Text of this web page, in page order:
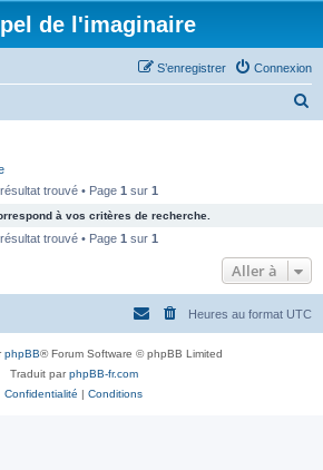
de l'imaginaire
Connexion
S’enregistrer
c
e
trouvé • Page 1 sur 1
à vos critères de recherche.
trouvé • Page 1 sur 1
Aller à
Heures au format UTC
phpBB® Forum Software © phpBB Limited
Traduit parphpBB-fr.com
Confidentialité | Conditions